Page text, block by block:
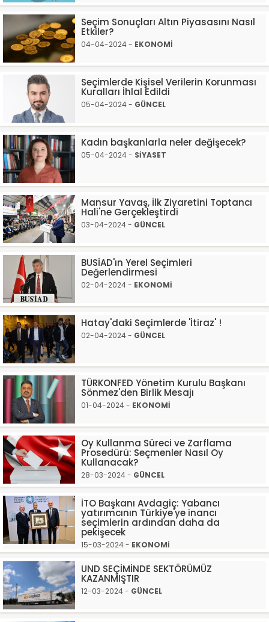
Seçim Sonuçları Altın Piyasasını Nasıl
Etkiler?
04-04-2024 - EKONOMİ
Seçimlerde Kişisel Verilerin Korunması
Kuralları İhlal Edildi
05-04-2024 - GÜNCEL
Kadın başkanlarla neler değişecek?
05-04-2024 - SİYASET
Mansur Yavaş, İlk Ziyaretini Toptancı
Hali'ne Gerçekleştirdi
03-04-2024 - GÜNCEL
BUSİAD'ın Yerel Seçimleri
Değerlendirmesi
02-04-2024 - EKONOMİ
Hatay'daki Seçimlerde 'İtiraz' !
02-04-2024 - GÜNCEL
TÜRKONFED Yönetim Kurulu Başkanı
Sönmez'den Birlik Mesajı
01-04-2024 - EKONOMİ
Oy Kullanma Süreci ve Zarflama
Prosedürü: Seçmenler Nasıl Oy
Kullanacak?
28-03-2024 - GÜNCEL
İTO Başkanı Avdagiç: Yabancı
yatırımcının Türkiye'ye inancı
seçimlerin ardından daha da
pekişecek
15-03-2024 - EKONOMİ
UND SEÇİMİNDE SEKTÖRÜMÜZ
KAZANMIŞTIR
12-03-2024 - GÜNCEL